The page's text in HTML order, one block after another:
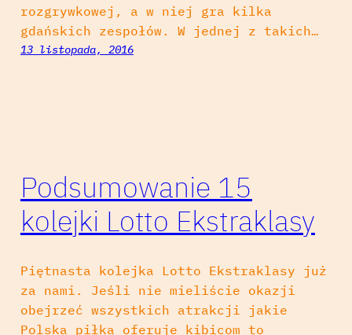
rozgrywkowej, a w niej gra kilka
gdańskich zespołów. W jednej z takich…
13 listopada, 2016
Podsumowanie 15
kolejki Lotto Ekstraklasy
Piętnasta kolejka Lotto Ekstraklasy już
za nami. Jeśli nie mieliście okazji
obejrzeć wszystkich atrakcji jakie
Polska piłka oferuje kibicom to